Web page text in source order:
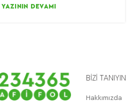
YAZININ DEVAMI
BİZİ TANIYIN
Hakkımızda